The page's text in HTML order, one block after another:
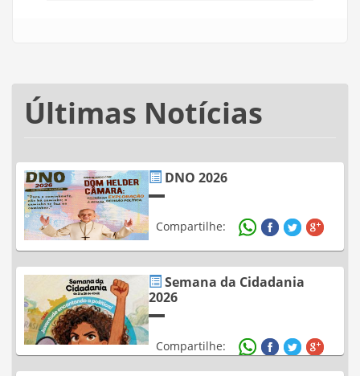
Últimas Notícias
DNO 2026
Compartilhe:
Semana da Cidadania
2026
Compartilhe: